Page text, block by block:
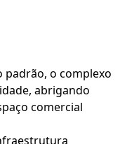
padrão, o complexo
abrigando
comercial